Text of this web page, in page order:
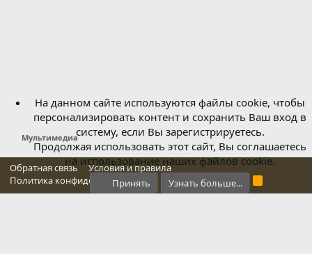
Мультимедиа
Обратная связь
Условия и правила
Политика конфиденциальности
Справка Главная
R
На данном сайте используются файлы cookie, чтобы
персонализировать контент и сохранить Ваш вход в
систему, если Вы зарегистрируетесь.
Продолжая использовать этот сайт, Вы соглашаетесь
на использование наших файлов cookie.
Принять Узнать больше...